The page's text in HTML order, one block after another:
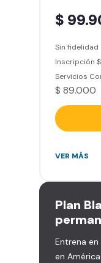
Smart
Clases
(Sujeto
en
Acceso
$
Sin fidelidad
Inscripción
Servicios
$ 89.000
Smart
de
aliadas
VER MÁS
Plan
Entrena
en